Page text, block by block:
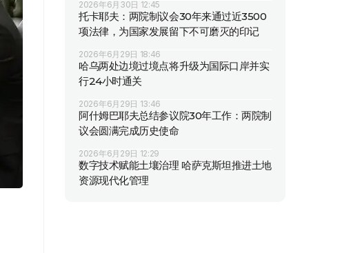
2026年6月30日 12:45
托卡耶夫：两院制议会30年来通过近3500
项法律，为国家发展留下不可磨灭的印记
2026年6月29日 18:46
哈乌两处边境过境点将升级为国际口岸并实
行24小时通关
2026年6月29日 13:46
阿什姆巴耶夫总结参议院30年工作：两院制
议会圆满完成历史使命
2026年6月29日 12:29
数字技术赋能土壤治理 哈萨克斯坦推进土地
资源现代化管理